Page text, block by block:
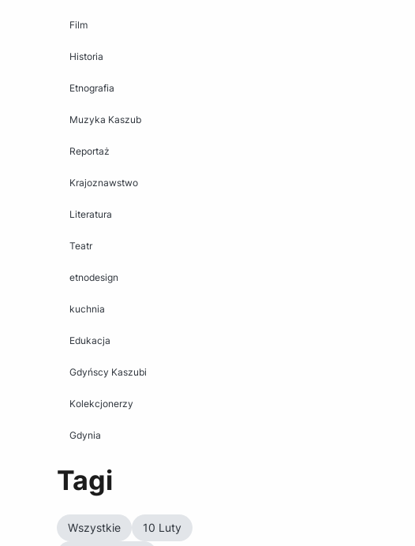
Film
Historia
Etnografia
Muzyka Kaszub
Reportaż
Krajoznawstwo
Literatura
Teatr
etnodesign
kuchnia
Edukacja
Gdyńscy Kaszubi
Kolekcjonerzy
Gdynia
Tagi
Wszystkie
10 Luty